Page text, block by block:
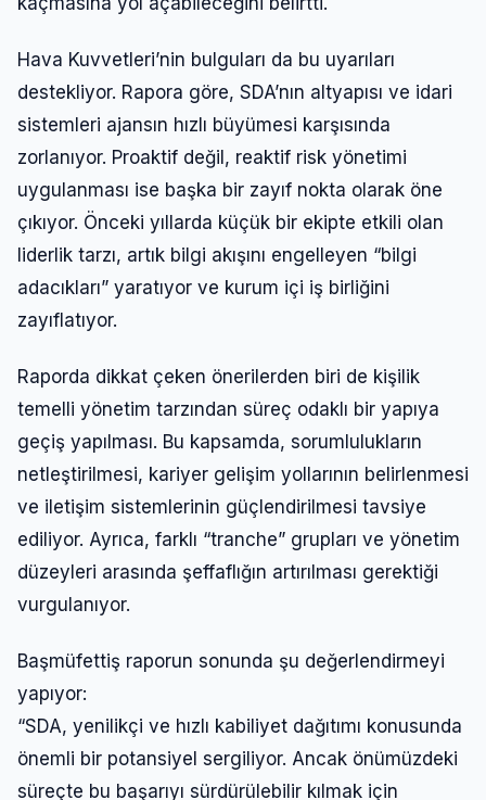
Hava Kuvvetleri’nin bulguları da bu uyarıları
destekliyor. Rapora göre, SDA’nın altyapısı ve idari
sistemleri ajansın hızlı büyümesi karşısında
zorlanıyor. Proaktif değil, reaktif risk yönetimi
uygulanması ise başka bir zayıf nokta olarak öne
çıkıyor. Önceki yıllarda küçük bir ekipte etkili olan
liderlik tarzı, artık bilgi akışını engelleyen “bilgi
adacıkları” yaratıyor ve kurum içi iş birliğini
zayıflatıyor.
Raporda dikkat çeken önerilerden biri de kişilik
temelli yönetim tarzından süreç odaklı bir yapıya
geçiş yapılması. Bu kapsamda, sorumlulukların
netleştirilmesi, kariyer gelişim yollarının belirlenmesi
ve iletişim sistemlerinin güçlendirilmesi tavsiye
ediliyor. Ayrıca, farklı “tranche” grupları ve yönetim
düzeyleri arasında şeffaflığın artırılması gerektiği
vurgulanıyor.
Başmüfettiş raporun sonunda şu değerlendirmeyi
yapıyor:
“SDA, yenilikçi ve hızlı kabiliyet dağıtımı konusunda
önemli bir potansiyel sergiliyor. Ancak önümüzdeki
süreçte bu başarıyı sürdürülebilir kılmak için
Şifre
Giriş Yap